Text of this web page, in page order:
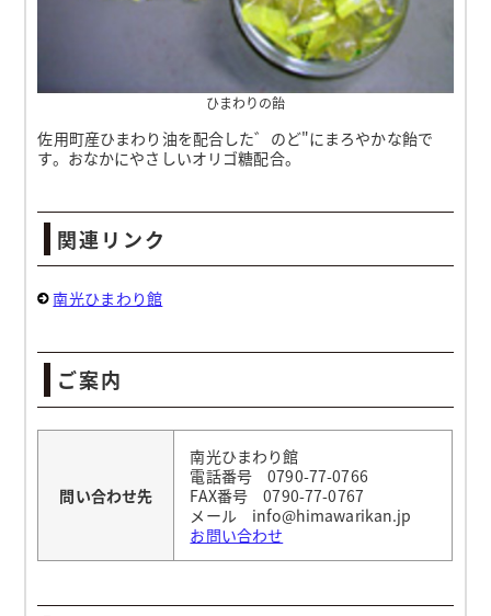
ひまわりの飴
佐用町産ひまわり油を配合した゛のど"にまろやかな飴で
す。おなかにやさしいオリゴ糖配合。
関連リンク
南光ひまわり館
ご案内
問い合わせ先
南光ひまわり館
電話番号 0790-77-0766
FAX番号 0790-77-0767
メール info@himawarikan.jp
お問い合わせ